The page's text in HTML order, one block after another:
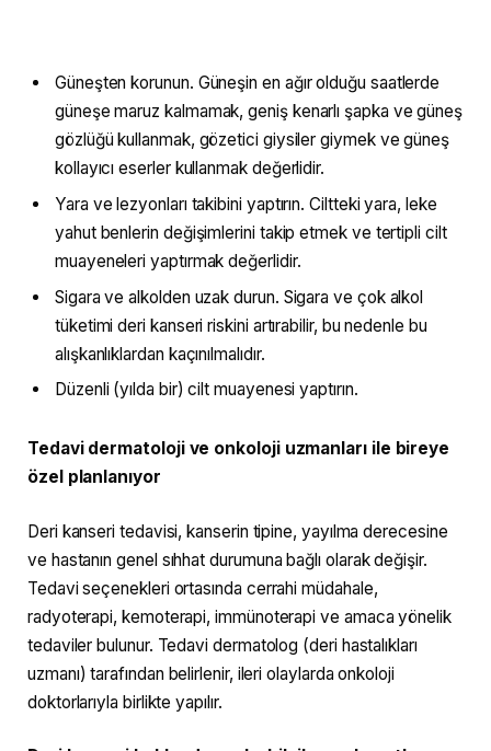
Güneşten korunun. Güneşin en ağır olduğu saatlerde
güneşe maruz kalmamak, geniş kenarlı şapka ve güneş
gözlüğü kullanmak, gözetici giysiler giymek ve güneş
kollayıcı eserler kullanmak değerlidir.
Yara ve lezyonları takibini yaptırın. Ciltteki yara, leke
yahut benlerin değişimlerini takip etmek ve tertipli cilt
muayeneleri yaptırmak değerlidir.
Sigara ve alkolden uzak durun. Sigara ve çok alkol
tüketimi deri kanseri riskini artırabilir, bu nedenle bu
alışkanlıklardan kaçınılmalıdır.
Düzenli (yılda bir) cilt muayenesi yaptırın.
Tedavi dermatoloji ve onkoloji uzmanları ile bireye
özel planlanıyor
Deri kanseri tedavisi, kanserin tipine, yayılma derecesine
ve hastanın genel sıhhat durumuna bağlı olarak değişir.
Tedavi seçenekleri ortasında cerrahi müdahale,
radyoterapi, kemoterapi, immünoterapi ve amaca yönelik
tedaviler bulunur. Tedavi dermatolog (deri hastalıkları
uzmanı) tarafından belirlenir, ileri olaylarda onkoloji
doktorlarıyla birlikte yapılır.